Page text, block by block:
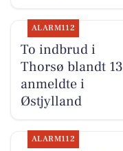
ALARM112
To indbrud i
Thorsø blandt 13
anmeldte i
Østjylland
ALARM112